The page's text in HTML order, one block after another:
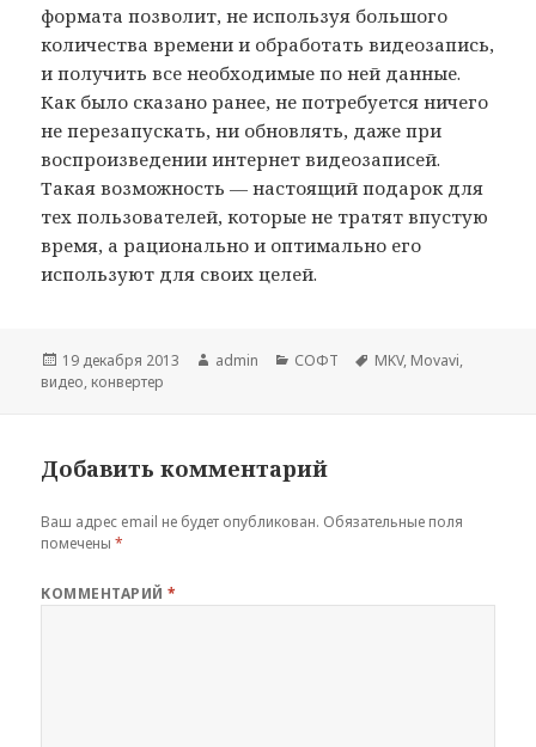
формата позволит, не используя большого
количества времени и обработать видеозапись,
и получить все необходимые по ней данные.
Как было сказано ранее, не потребуется ничего
не перезапускать, ни обновлять, даже при
воспроизведении интернет видеозаписей.
Такая возможность — настоящий подарок для
тех пользователей, которые не тратят впустую
время, а рационально и оптимально его
используют для своих целей.
Опубликовано
19 декабря 2013 Автор
admin Рубрики
СОФТ Метки
MKV, Movavi,
видео, конвертер
Добавить комментарий
Ваш адрес email не будет опубликован. Обязательные поля
помечены*
КОММЕНТАРИЙ*